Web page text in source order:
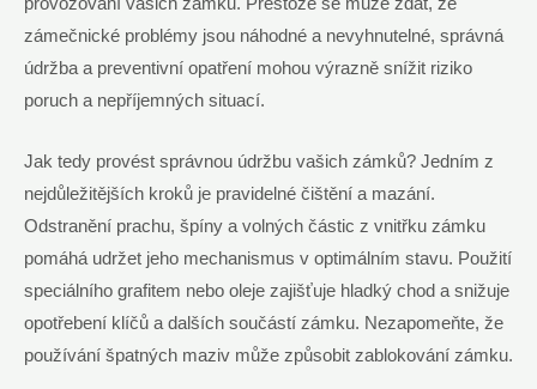
provozování vašich zámků. Přestože se může zdát, že
zámečnické problémy jsou náhodné a nevyhnutelné, správná
údržba a preventivní opatření mohou výrazně snížit riziko
poruch a nepříjemných situací.
Jak tedy provést správnou údržbu vašich zámků? Jedním z
nejdůležitějších kroků je pravidelné čištění a mazání.
Odstranění prachu, špíny a volných částic z vnitřku zámku
pomáhá udržet jeho mechanismus v optimálním stavu. Použití
speciálního grafitem nebo oleje zajišťuje hladký chod a snižuje
opotřebení klíčů a dalších součástí zámku. Nezapomeňte, že
používání špatných maziv může způsobit zablokování zámku.